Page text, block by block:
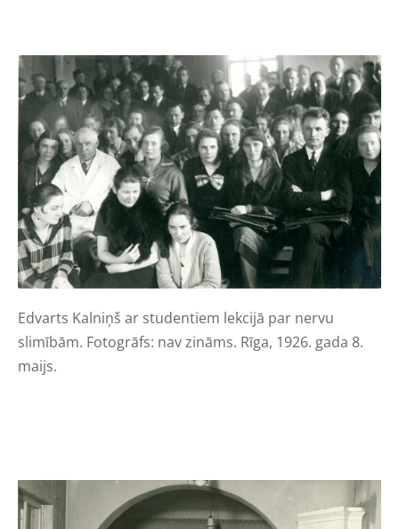
Edvarts Kalniņš ar studentiem lekcijā par nervu
slimībām. Fotogrāfs: nav zināms. Rīga, 1926. gada 8.
maijs.